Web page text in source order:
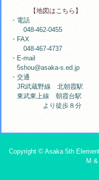
【地図はこちら】
・電話
048-462-0455
・FAX
048-467-4737
・E-mail
5shou@asaka-s.ed.jp
・交通
JR武蔵野線 北朝霞駅
東武東上線 朝霞台駅
より徒歩８分
Copyright © Asaka 5th
M